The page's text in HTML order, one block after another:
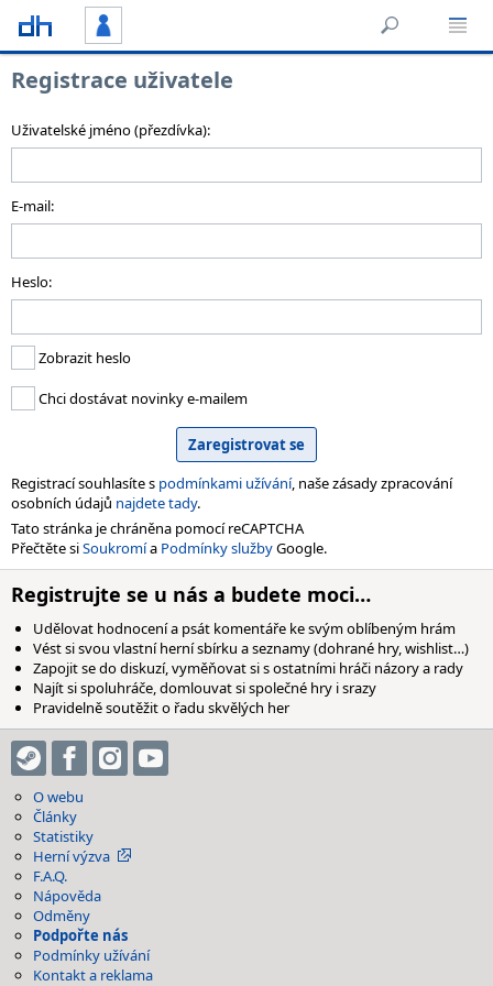
Registrace uživatele
Uživatelské jméno (přezdívka):
E-mail:
Heslo:
Zobrazit heslo
Chci dostávat novinky e-mailem
Registrací souhlasíte s podmínkami užívání, naše zásady zpracování
osobních údajů najdete tady.
Tato stránka je chráněna pomocí reCAPTCHA
Přečtěte siSoukromía Podmínky službyGoogle.
Registrujte se u nás a budete moci…
Udělovat hodnocení a psát komentáře ke svým oblíbeným hrám
Vést si svou vlastní herní sbírku a seznamy (dohrané hry, wishlist…)
Zapojit se do diskuzí, vyměňovat si s ostatními hráči názory a rady
Najít si spoluhráče, domlouvat si společné hry i srazy
Pravidelně soutěžit o řadu skvělých her
O webu
Články
Statistiky
Herní výzva
F.A.Q.
Nápověda
Odměny
Podpořte nás
Podmínky užívání
Kontakt a reklama